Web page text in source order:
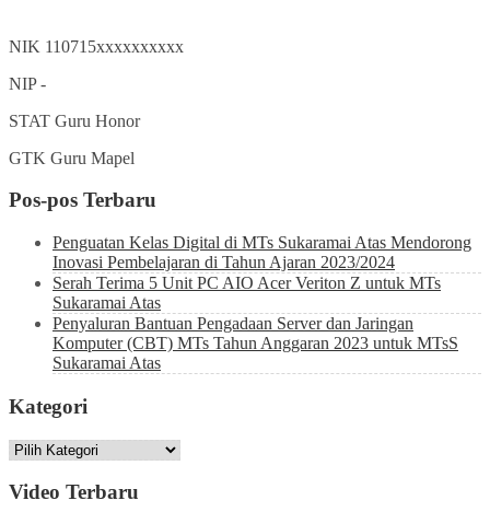
NIK 110715xxxxxxxxxx
NIP-
STAT Guru Honor
GTK Guru Mapel
Pos-pos Terbaru
Penguatan Kelas Digital di MTs Sukaramai Atas Mendorong
Inovasi Pembelajaran di Tahun Ajaran 2023/2024
Serah Terima 5 Unit PC AIO Acer Veriton Z untuk MTs
Sukaramai Atas
Penyaluran Bantuan Pengadaan Server dan Jaringan
Komputer (CBT) MTs Tahun Anggaran 2023 untuk MTsS
Sukaramai Atas
Kategori
Kategori
Video Terbaru